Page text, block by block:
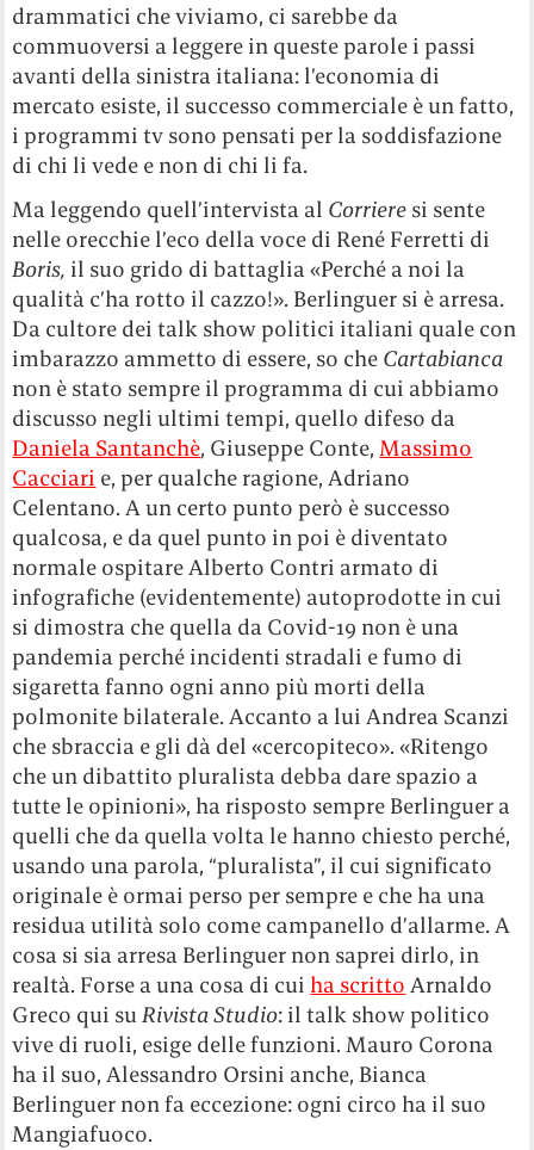
drammatici che viviamo, ci sarebbe da
commuoversi a leggere in queste parole i passi
avanti della sinistra italiana: l’economia di
mercato esiste, il successo commerciale è un fatto,
i programmi tv sono pensati per la soddisfazione
di chi li vede e non di chi li fa.
Ma leggendo quell’intervista al Corriere si sente
nelle orecchie l’eco della voce di René Ferretti di
Boris, il suo grido di battaglia «Perché a noi la
qualità c’ha rotto il cazzo!». Berlinguer si è arresa.
Da cultore dei talk show politici italiani quale con
imbarazzo ammetto di essere, so che Cartabianca
non è stato sempre il programma di cui abbiamo
discusso negli ultimi tempi, quello difeso da
Daniela Santanchè, Giuseppe Conte,Massimo
Cacciari e, per qualche ragione, Adriano
Celentano. A un certo punto però è successo
qualcosa, e da quel punto in poi è diventato
normale ospitare Alberto Contri armato di
infografiche (evidentemente) autoprodotte in cui
si dimostra che quella da Covid-19 non è una
pandemia perché incidenti stradali e fumo di
sigaretta fanno ogni anno più morti della
polmonite bilaterale. Accanto a lui Andrea Scanzi
che sbraccia e gli dà del «cercopiteco». «Ritengo
che un dibattito pluralista debba dare spazio a
tutte le opinioni», ha risposto sempre Berlinguer a
quelli che da quella volta le hanno chiesto perché,
usando una parola, “pluralista”, il cui significato
originale è ormai perso per sempre e che ha una
residua utilità solo come campanello d’allarme. A
cosa si sia arresa Berlinguer non saprei dirlo, in
realtà. Forse a una cosa di cui ha scritto Arnaldo
Greco qui suRivista Studio: il talk show politico
vive di ruoli, esige delle funzioni. Mauro Corona
ha il suo, Alessandro Orsini anche, Bianca
Berlinguer non fa eccezione: ogni circo ha il suo
Mangiafuoco.